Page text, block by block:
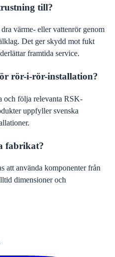
till?
värme- eller vattenrör genom
Det ger skydd mot fukt
framtida service.
rör-i-rör-installation?
och följa relevanta RSK-
uppfyller svenska
fabrikat?
att använda komponenter från
dimensioner och